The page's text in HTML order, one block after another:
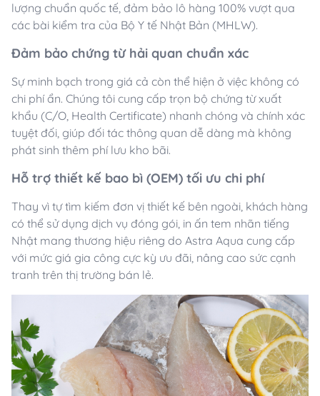
lượng chuẩn quốc tế, đảm bảo lô hàng 100% vượt qua
các bài kiểm tra của Bộ Y tế Nhật Bản (MHLW).
Đảm bảo chứng từ hải quan chuẩn xác
Sự minh bạch trong giá cả còn thể hiện ở việc không có
chi phí ẩn. Chúng tôi cung cấp trọn bộ chứng từ xuất
khẩu (C/O, Health Certificate) nhanh chóng và chính xác
tuyệt đối, giúp đối tác thông quan dễ dàng mà không
phát sinh thêm phí lưu kho bãi.
Hỗ trợ thiết kế bao bì (OEM) tối ưu chi phí
Thay vì tự tìm kiếm đơn vị thiết kế bên ngoài, khách hàng
có thể sử dụng dịch vụ đóng gói, in ấn tem nhãn tiếng
Nhật mang thương hiệu riêng do Astra Aqua cung cấp
với mức giá gia công cực kỳ ưu đãi, nâng cao sức cạnh
tranh trên thị trường bán lẻ.